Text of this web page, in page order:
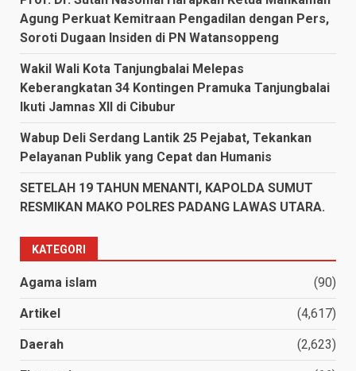
Agung Perkuat Kemitraan Pengadilan dengan Pers,
Soroti Dugaan Insiden di PN Watansoppeng
Wakil Wali Kota Tanjungbalai Melepas
Keberangkatan 34 Kontingen Pramuka Tanjungbalai
Ikuti Jamnas XII di Cibubur
Wabup Deli Serdang Lantik 25 Pejabat, Tekankan
Pelayanan Publik yang Cepat dan Humanis
SETELAH 19 TAHUN MENANTI, KAPOLDA SUMUT
RESMIKAN MAKO POLRES PADANG LAWAS UTARA.
KATEGORI
Agama islam (90)
Artikel (4,617)
Daerah (2,623)